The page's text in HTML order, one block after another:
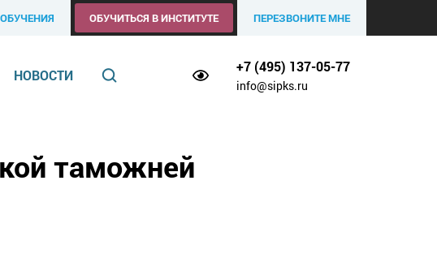
ОБУЧИТЬСЯ В ИНСТИТУТЕ ПЕРЕЗВОНИТЕ МНЕ
НОВОСТИ
+7 (495) 137-05-77
info@sipks.ru
таможней